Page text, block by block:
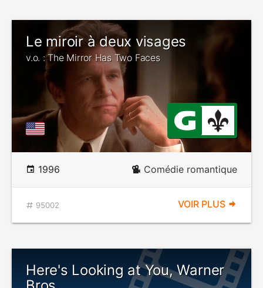
Le miroir à deux visages
v.o. : The Mirror Has Two Faces
1996 Comédie romantique
95002 VOIR PLUS
Here's Looking at You, Warner